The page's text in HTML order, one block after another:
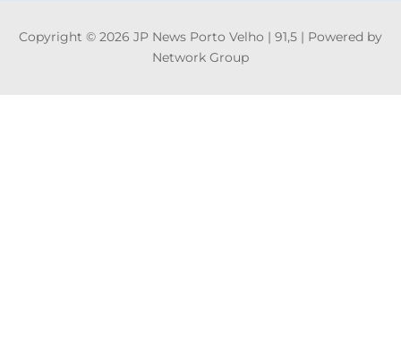
Copyright © 2026 JP News Porto Velho | 91,5 | Powered by
Network Group